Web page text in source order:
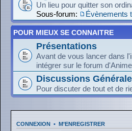
Un lieu pour quitter son
Sous-forum:
Évènements
POUR MIEUX SE CONNAITRE
Présentations
Avant de vous lancer dans
intégrer sur le forum
Discussions
Pour discuter de tout et de
CONNEXION • M’ENREGISTRER